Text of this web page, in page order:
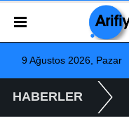
9 Ağustos 2026, Pazar
HABERLER